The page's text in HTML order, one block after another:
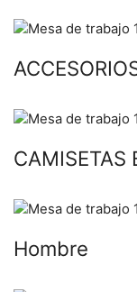
CAMISETAS
Hombre